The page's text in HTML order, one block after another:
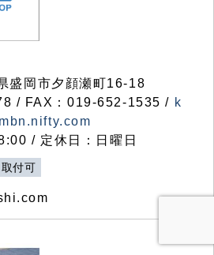
岡市夕顔瀬町16-18
/ FAX：019-652-1535 / k
/ 定休日：日曜日
付可